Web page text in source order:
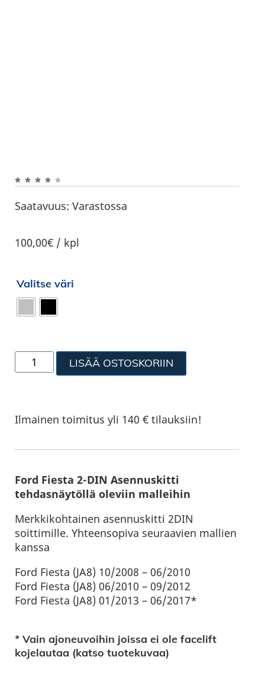
Saatavuus: Varastossa
100,00€ / kpl
Valitse väri
LISÄÄ OSTOSKORIIN
Ilmainen toimitus yli 140 € tilauksiin!
Ford Fiesta 2-DIN Asennuskitti
tehdasnäytöllä oleviin malleihin
Merkkikohtainen asennuskitti 2DIN
soittimille. Yhteensopiva seuraavien mallien
kanssa
Ford Fiesta (JA8) 10/2008 – 06/2010
Ford Fiesta (JA8) 06/2010 – 09/2012
Ford Fiesta (JA8) 01/2013 – 06/2017*
* Vain ajoneuvoihin joissa ei ole facelift
kojelautaa (katso tuotekuvaa)